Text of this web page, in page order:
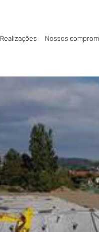
Realizações Nossos